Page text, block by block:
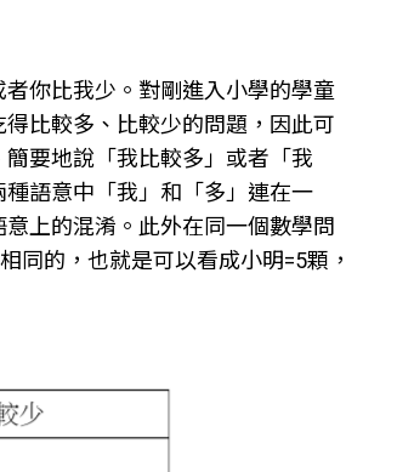
你比我少。對剛進入小學的學童
比較多、比較少的問題，因此可
要地說「我比較多」或者「我
語意中「我」和「多」連在一
上的混淆。此外在同一個數學問
同的，也就是可以看成小明=5顆，